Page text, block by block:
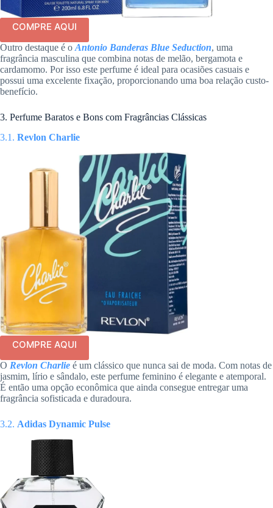
COMPRE AQUI
Outro destaque é o Antonio Banderas Blue Seduction, uma
fragrância masculina que combina notas de melão, bergamota e
cardamomo. Por isso este perfume é ideal para ocasiões casuais e
possui uma excelente fixação, proporcionando uma boa relação custo-
benefício.
3. Perfume Baratos e Bons com Fragrâncias Clássicas
3.1. Revlon Charlie
COMPRE AQUI
O Revlon Charlie é um clássico que nunca sai de moda. Com notas de
jasmim, lírio e sândalo, este perfume feminino é elegante e atemporal.
É então uma opção econômica que ainda consegue entregar uma
fragrância sofisticada e duradoura.
3.2. Adidas Dynamic Pulse